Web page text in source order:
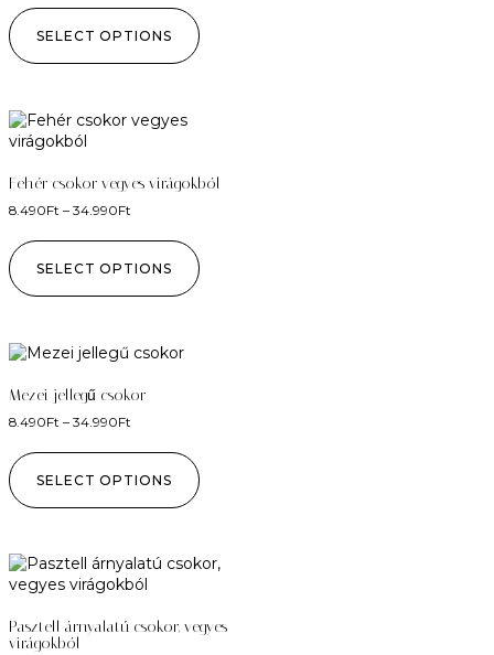
SELECT OPTIONS
Fehér csokor vegyes virágokból
8.490Ft – 34.990Ft
SELECT OPTIONS
Mezei jellegű csokor
8.490Ft – 34.990Ft
SELECT OPTIONS
Pasztell árnyalatú csokor, vegyes
virágokból